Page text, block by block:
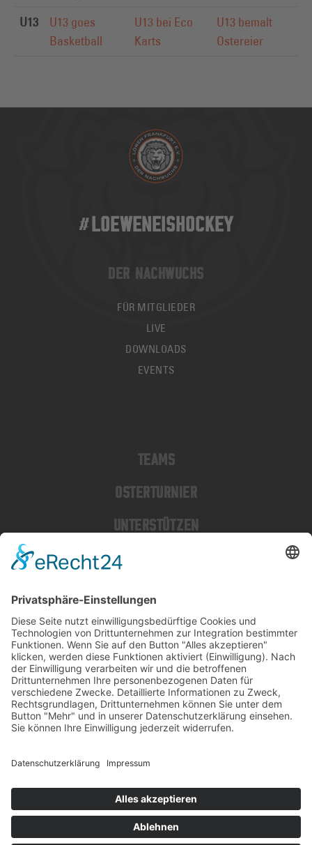
U13
U13 goes
Basketball
U13 bei Eco
Karts
U13 bemalt
Ostereier
#LOEWENEISHOCKEY
DER NACHWUCHS
FÜR MITGLIEDER
LIVE
DOWNLOADS
EVENTS
TEAMS
OSTERTURNIER
UNTERSTÜTZEN
SOCIAL MEDIA
INSTAGRAM
TIKTOK
FACEBOOK
IMPRESSUM
© 2026 LÖWEN FRANKFURT EISHOCKEY E.V.